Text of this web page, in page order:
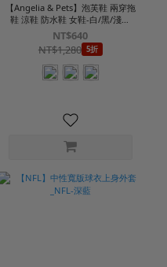
【Angelia & Pets】泡芙鞋 兩穿拖
鞋 涼鞋 防水鞋 女鞋-白/黑/淺卡
其/深橘
NT$640
NT$1,280 5折